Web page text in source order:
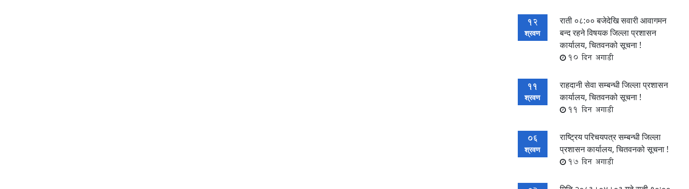
12
श्रवण
राती ०८:०० बजेदेखि सवारी आवागमन
बन्द रहने विषयक जिल्ला प्रशासन
कार्यालय, चितवनको सूचना !
10 दिन अगाडी
11
श्रवण
राहदानी सेवा सम्बन्धी जिल्ला प्रशासन
कार्यालय, चितवनको सूचना !
11 दिन अगाडी
06
श्रवण
राष्ट्रिय परिचयपत्र सम्बन्धी जिल्ला
प्रशासन कार्यालय, चितवनको सूचना !
17 दिन अगाडी